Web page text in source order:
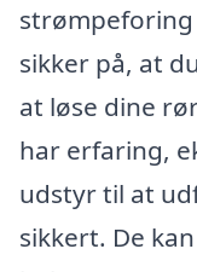
sikker på, at
at løse dine
har erfaring,
udstyr til at
sikkert. De